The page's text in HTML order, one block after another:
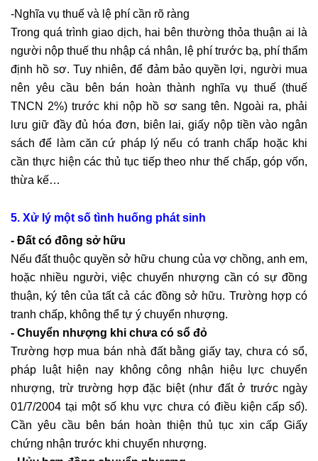
-Nghĩa vụ thuế và lệ phí cần rõ ràng
Trong quá trình giao dịch, hai bên thường thỏa thuận ai là
người nộp thuế thu nhập cá nhân, lệ phí trước bạ, phí thẩm
định hồ sơ. Tuy nhiên, để đảm bảo quyền lợi, người mua
nên yêu cầu bên bán hoàn thành nghĩa vụ thuế (thuế
TNCN 2%) trước khi nộp hồ sơ sang tên. Ngoài ra, phải
lưu giữ đầy đủ hóa đơn, biên lai, giấy nộp tiền vào ngân
sách để làm căn cứ pháp lý nếu có tranh chấp hoặc khi
cần thực hiện các thủ tục tiếp theo như thế chấp, góp vốn,
thừa kế…
5. Xử lý một số tình huống phát sinh
- Đất có đồng sở hữu
Nếu đất thuộc quyền sở hữu chung của vợ chồng, anh em,
hoặc nhiều người, việc chuyển nhượng cần có sự đồng
thuận, ký tên của tất cả các đồng sở hữu. Trường hợp có
tranh chấp, không thể tự ý chuyển nhượng.
- Chuyển nhượng khi chưa có sổ đỏ
Trường hợp mua bán nhà đất bằng giấy tay, chưa có sổ,
pháp luật hiện nay không công nhận hiệu lực chuyển
nhượng, trừ trường hợp đặc biệt (như đất ở trước ngày
01/7/2004 tại một số khu vực chưa có điều kiện cấp sổ).
Cần yêu cầu bên bán hoàn thiện thủ tục xin cấp Giấy
chứng nhận trước khi chuyển nhượng.